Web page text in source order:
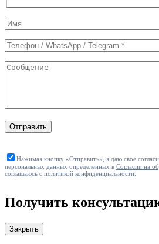
Служебные
поля
формы
Отправить
Нажимая кнопку «Отправить», я даю свое
персональных данных определенных в Согласии на
соглашаюсь с политикой конфиденциальности.
Получить
Закрыть